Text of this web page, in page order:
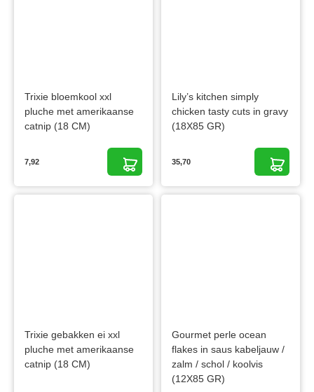
Trixie bloemkool xxl
pluche met amerikaanse
catnip (18 CM)
7,92
Lily’s kitchen simply
chicken tasty cuts in gravy
(18X85 GR)
35,70
Trixie gebakken ei xxl
pluche met amerikaanse
catnip (18 CM)
Gourmet perle ocean
flakes in saus kabeljauw /
zalm / schol / koolvis
(12X85 GR)